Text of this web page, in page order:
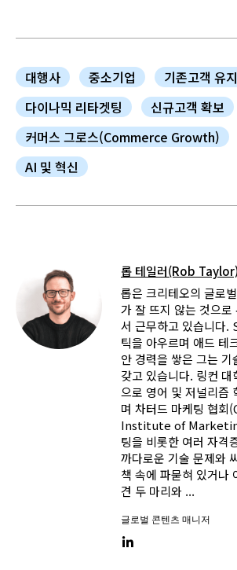
대행사 중소기업
기존고객 유지
다이나믹 리타겟팅
신규고객 확보
커머스 그로스(Commerce Growth)
AI 및 혁신
롭 테일러(Rob Taylor)
롭은 크리테오의 글로
가 잘 뜨지 않는 것으로
서 근무하고 있습니다.
틱을 아우르며 애드 테
안 경력을 쌓은 그는
갖고 있습니다. 링컨 대
으로 영어 및 저널리즘
며 차터드 마케팅 협
Institute of
팅을 비롯한 여러 자격
까다로운 기술 문제와
책 속에 파묻혀 있거나
견 두 마리와 ...
글로벌 콘텐츠 매니저
LinkedIn link